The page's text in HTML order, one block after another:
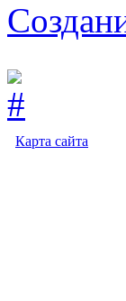
Карта сайта